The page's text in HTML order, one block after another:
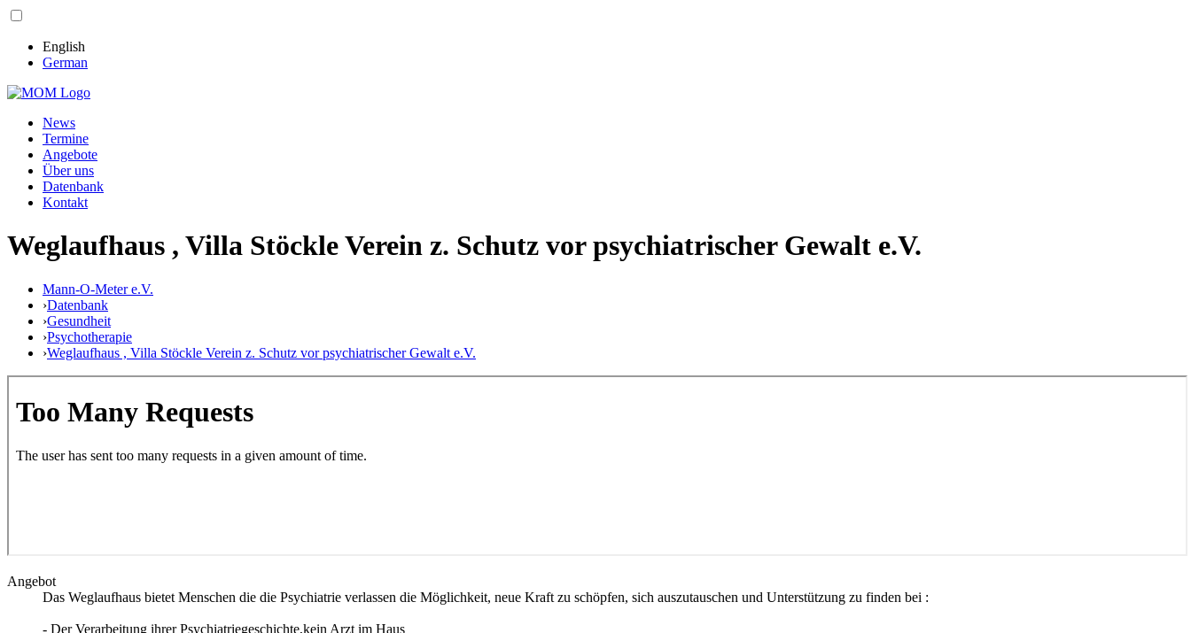
English
German
News
Termine
Angebote
Über uns
Datenbank
Kontakt
Weglaufhaus , Villa Stöckle Verein z. Schutz vor psychiatrischer Gewalt e.V.
Mann-O-Meter e.V.
›Datenbank
›Gesundheit
›Psychotherapie
›Weglaufhaus , Villa Stöckle Verein z. Schutz vor psychiatrischer Gewalt e.V.
Angebot
Das Weglaufhaus bietet Menschen die die Psychiatrie verlassen die Möglichkeit, neue Kraft zu schöpfen, sich auszutauschen und Unterstützung zu finden bei :
- Der Verarbeitung ihrer Psychiatriegeschichte,kein Arzt im Haus